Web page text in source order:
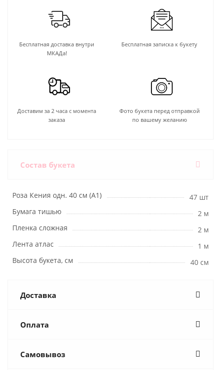
Бесплатная доставка внутри
МКАДа!
Бесплатная записка к букету
Доставим за 2 часа с момента
заказа
Фото букета перед отправкой
по вашему желанию
Состав букета
Роза Кения одн. 40 см (А1)
47 шт
Бумага тишью
2 м
Пленка сложная
2 м
Лента атлас
1 м
Высота букета, см
40 см
Доставка
Оплата
Самовывоз